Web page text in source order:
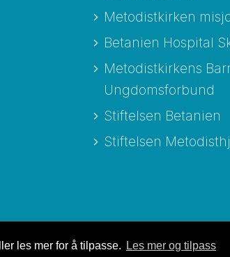
les mer for å tilpasse. Les mer og tilpass
Metodistkirken
Betanien Hospital
Metodistkirkens
Ungdomsforbund
Stiftelsen Betanien
Stiftelsen
Utviklet av Netlab